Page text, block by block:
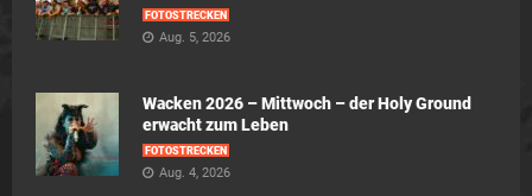
FOTOSTRECKEN
Aug. 5, 2026
Wacken 2026 – Mittwoch – der Holy Ground
erwacht zum Leben
FOTOSTRECKEN
Aug. 4, 2026